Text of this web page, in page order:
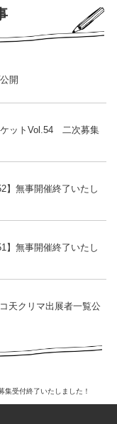
開
ケットVol.54 二次募集
】無事開催終了いたし
】無事開催終了いたし
天クリマ出展者一覧公
集受付終了いたしました！